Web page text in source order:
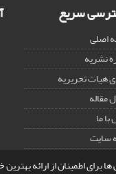
برای اطمینان از ارائه
سریع
اصلی
نشریه
هیات تحریریه
مقاله
ما
سایت